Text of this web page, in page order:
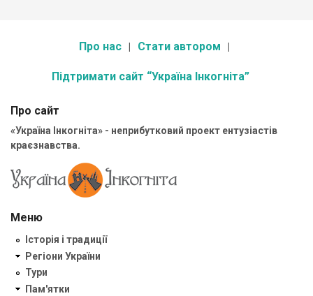
Про нас Стати автором
Підтримати сайт “Україна Інкогніта”
Про сайт
«Україна Інкогніта» - неприбутковий проект ентузіастів
краєзнавства.
Меню
Історія і традиції
Регіони України
Тури
Пам'ятки